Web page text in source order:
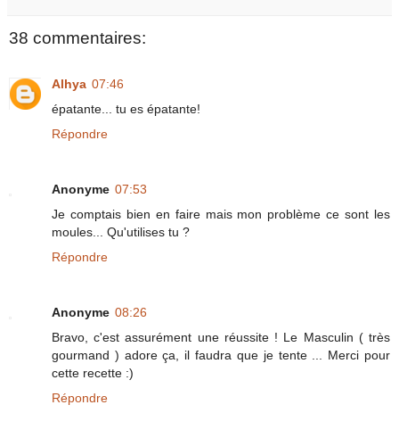
38 commentaires:
Alhya 07:46
épatante... tu es épatante!
Répondre
Anonyme 07:53
Je comptais bien en faire mais mon problème ce sont les
moules... Qu'utilises tu ?
Répondre
Anonyme 08:26
Bravo, c'est assurément une réussite ! Le Masculin ( très
gourmand ) adore ça, il faudra que je tente ... Merci pour
cette recette :)
Répondre